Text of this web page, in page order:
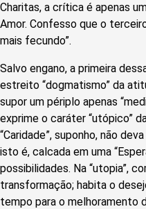
Charitas, a crítica é apenas
Amor. Confesso que o
mais fecundo”.
Salvo engano, a primeira
estreito “dogmatismo” da
supor um périplo apenas
exprime o caráter “utópico”
“Caridade”, suponho, não
isto é, calcada em uma
possibilidades. Na “utopia”,
transformação; habita o
tempo para o melhoramento